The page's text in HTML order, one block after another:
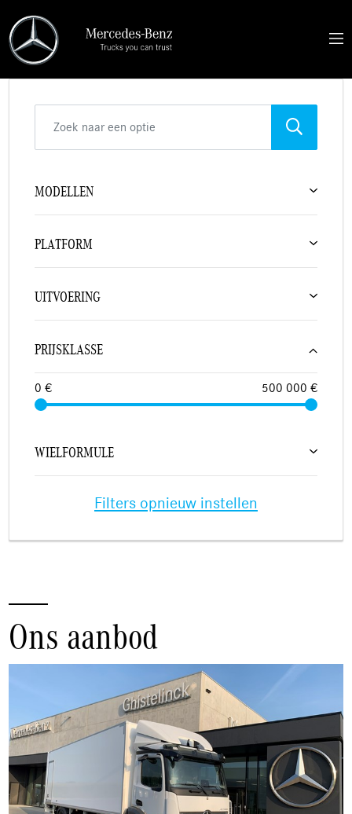
MODELLEN
PLATFORM
UITVOERING
PRIJSKLASSE
0 € 500 000 €
WIELFORMULE
Filters opnieuw instellen
Ons aanbod